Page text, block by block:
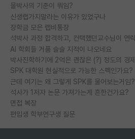
물박사의 기준이 뭐임?
신생랩가지말라는 이유가 있었구나
장학금 모은 랩비통장
AI 학회들 거품 슬슬 지적이 나오네요
SPK 대학원 현실적으로 가능한 스펙인가요?
근데 여기는 왜 그렇게 SPK를 물어보는거임?
석사가 1저자 논문 가져가는게 흔한건가요?
면접 복장
편입생 학부연구생 질문